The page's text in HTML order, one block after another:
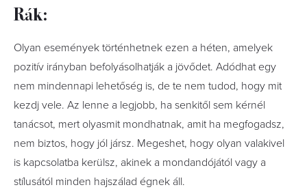
Rák:
Olyan események történhetnek ezen a héten, amelyek
pozitív irányban befolyásolhatják a jövődet. Adódhat egy
nem mindennapi lehetőség is, de te nem tudod, hogy mit
kezdj vele. Az lenne a legjobb, ha senkitől sem kérnél
tanácsot, mert olyasmit mondhatnak, amit ha megfogadsz,
nem biztos, hogy jól jársz. Megeshet, hogy olyan valakivel
is kapcsolatba kerülsz, akinek a mondandójától vagy a
stílusától minden hajszálad égnek áll.